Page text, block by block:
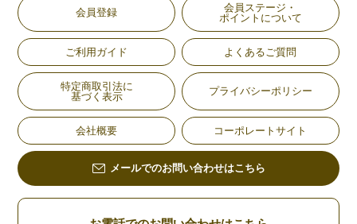
会員登録
会員ステージ・
ポイントについて
ご利用ガイド よくあるご質問
特定商取引法に
基づく表示
プライバシーポリシー
会社概要 コーポレートサイト
メールでのお問い合わせはこちら